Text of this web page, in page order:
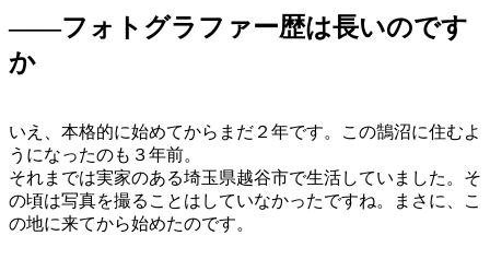
――フォトグラファー歴は長いのです
か
いえ、本格的に始めてからまだ２年です。この鵠沼に住むよ
うになったのも３年前。
それまでは実家のある埼玉県越谷市で生活していました。そ
の頃は写真を撮ることはしていなかったですね。まさに、こ
の地に来てから始めたのです。